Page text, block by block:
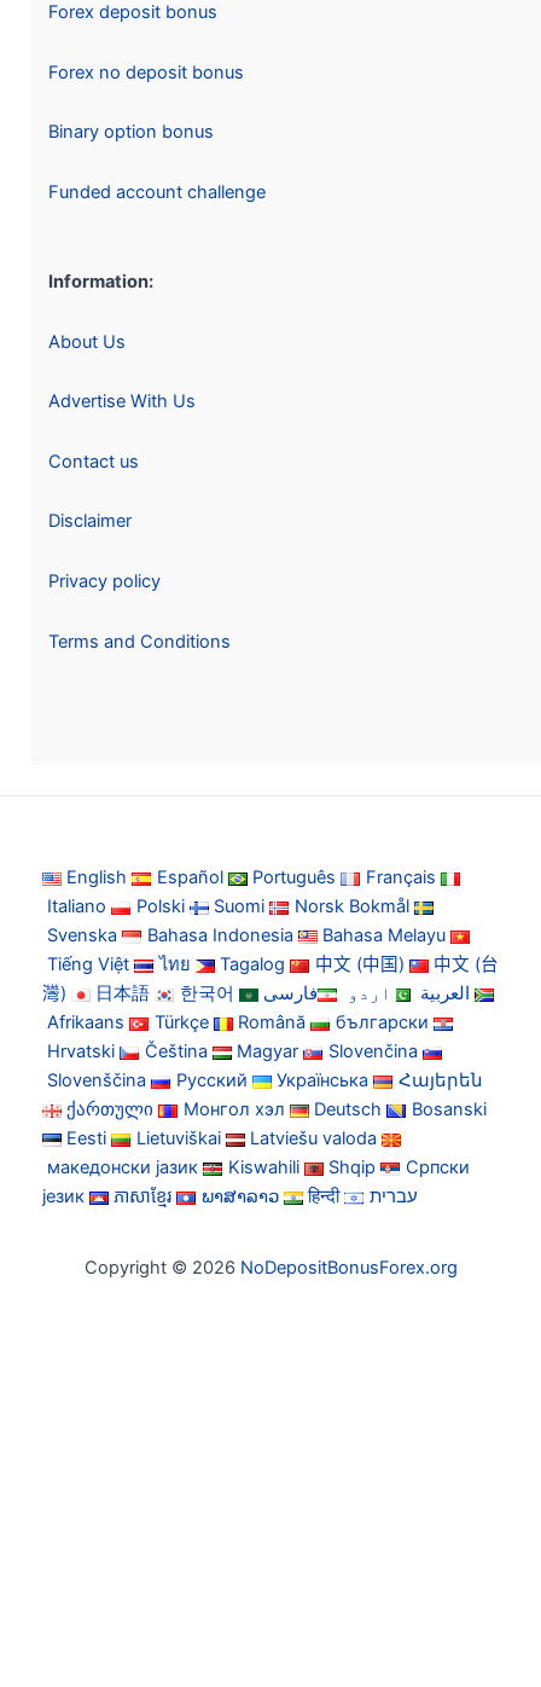
Forex deposit bonus
Forex no deposit bonus
Binary option bonus
Funded account challenge
Information:
About Us
Advertise With Us
Contact us
Disclaimer
Privacy policy
Terms and Conditions
English Español Português
Français
Italiano
Polski Suomi
Norsk Bokmål
Svenska
Bahasa Indonesia
Bahasa Melayu
Tiếng Việt
ไทย Tagalog 中文 (中国)
中文 (台
灣)
日本語 한국어 العربية اردو
فارسی
Afrikaans
Türkçe Română
български
Hrvatski
Čeština Magyar
Slovenčina
Slovenščina
Русский Українська
Հայերեն
ქართული
Монгол хэл Deutsch
Bosanski
Eesti
Lietuviškai
Latviešu valoda
македонски јазик
Kiswahili Shqip
Српски
језик
ភាសាខ្មែរ ພາສາລາວ हिन्दी עברית
Copyright © 2026 NoDepositBonusForex.org